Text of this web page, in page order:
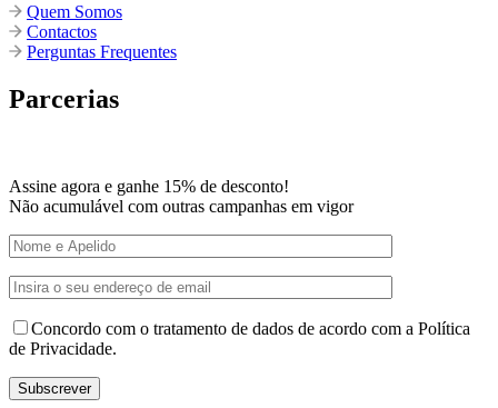
Quem Somos
Contactos
Perguntas Frequentes
Parcerias
Assine agora e ganhe 15% de desconto!
Não acumulável com outras campanhas em vigor
Concordo com o tratamento de dados de acordo com a Política
de Privacidade.